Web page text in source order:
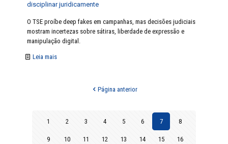
disciplinar juridicamente
O TSE proíbe deep fakes em campanhas, mas decisões judiciais
mostram incertezas sobre sátiras, liberdade de expressão e
manipulação digital.
Leia mais
Página anterior
1 2 3 4 5 6 7 8
9 10 11 12 13 14 15 16